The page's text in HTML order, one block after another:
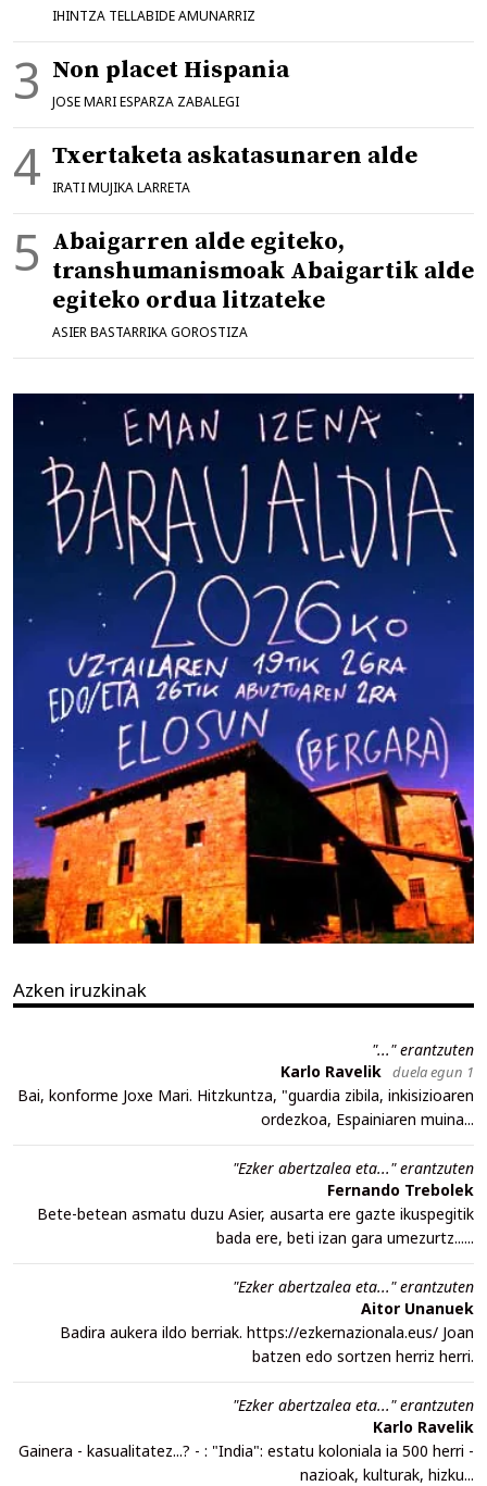
IHINTZA TELLABIDE AMUNARRIZ
Non placet Hispania
JOSE MARI ESPARZA ZABALEGI
Txertaketa askatasunaren alde
IRATI MUJIKA LARRETA
Abaigarren alde egiteko,
transhumanismoak Abaigartik alde
egiteko ordua litzateke
ASIER BASTARRIKA GOROSTIZA
Azken iruzkinak
"..." erantzuten
Karlo Ravelik duela egun 1
Bai, konforme Joxe Mari. Hitzkuntza, "guardia zibila, inkisizioaren
ordezkoa, Espainiaren muina...
"Ezker abertzalea eta..." erantzuten
Fernando Trebolek
Bete-betean asmatu duzu Asier, ausarta ere gazte ikuspegitik
bada ere, beti izan gara umezurtz......
"Ezker abertzalea eta..." erantzuten
Aitor Unanuek
Badira aukera ildo berriak. https://ezkernazionala.eus/ Joan
batzen edo sortzen herriz herri.
"Ezker abertzalea eta..." erantzuten
Karlo Ravelik
Gainera - kasualitatez...? - : "India": estatu koloniala ia 500 herri -
nazioak, kulturak, hizku...